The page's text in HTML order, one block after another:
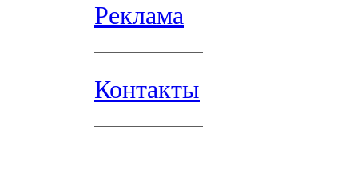
Реклама
Контакты